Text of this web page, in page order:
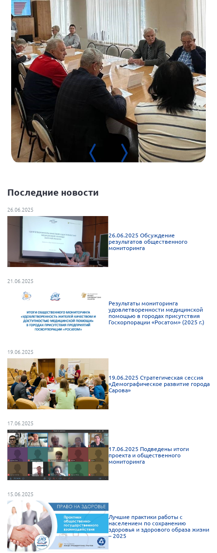
Последние новости
26.06.2025
26.06.2025 Обсуждение
результатов общественного
мониторинга
21.06.2025
Результаты мониторинга
удовлетворенности медицинской
помощью в городах присутствия
Госкорпорации «Росатом» (2025 г.)
19.06.2025
19.06.2025 Стратегическая сессия
«Демографическое развитие города
Сарова»
17.06.2025
17.06.2025 Подведены итоги
проекта и общественного
мониторинга
15.06.2025
Лучшие практики работы с
населением по сохранению
здоровья и здорового образа жизни
– 2025